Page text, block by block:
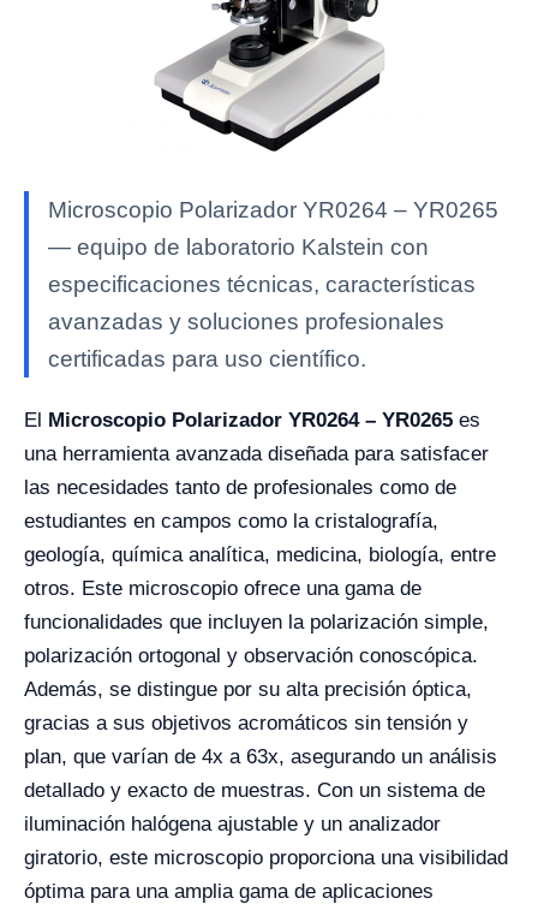
Microscopio Polarizador YR0264 – YR0265
— equipo de laboratorio Kalstein con
especificaciones técnicas, características
avanzadas y soluciones profesionales
certificadas para uso científico.
El Microscopio Polarizador YR0264 – YR0265 es
una herramienta avanzada diseñada para satisfacer
las necesidades tanto de profesionales como de
estudiantes en campos como la cristalografía,
geología, química analítica, medicina, biología, entre
otros. Este microscopio ofrece una gama de
funcionalidades que incluyen la polarización simple,
polarización ortogonal y observación conoscópica.
Además, se distingue por su alta precisión óptica,
gracias a sus objetivos acromáticos sin tensión y
plan, que varían de 4x a 63x, asegurando un análisis
detallado y exacto de muestras. Con un sistema de
iluminación halógena ajustable y un analizador
giratorio, este microscopio proporciona una visibilidad
óptima para una amplia gama de aplicaciones